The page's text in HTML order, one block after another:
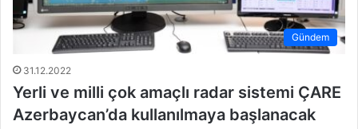
Gündem
31.12.2022
Yerli ve milli çok amaçlı radar sistemi ÇARE
Azerbaycan’da kullanılmaya başlanacak